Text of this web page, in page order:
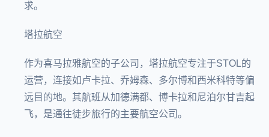
求。
塔拉航空
作为喜马拉雅航空的子公司，塔拉航空专注于STOL的
运营，连接如卢卡拉、乔姆森、多尔博和西米科特等偏
远目的地。其航班从加德满都、博卡拉和尼泊尔甘吉起
飞，是通往徒步旅行的主要航空公司。